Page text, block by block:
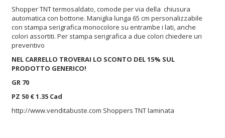
Shopper TNT termosaldato, comode per via della chiusura
automatica con bottone. Maniglia lunga 65 cm personalizzabile
con stampa serigrafica monocolore su entrambe i lati, anche
colori assortiti. Per stampa serigrafica a due colori chiedere un
preventivo
NEL CARRELLO TROVERAI LO SCONTO DEL 15% SUL
PRODOTTO GENERICO!
GR 70
PZ 50 € 1.35 Cad
http://www.venditabuste.com Shoppers TNT laminata